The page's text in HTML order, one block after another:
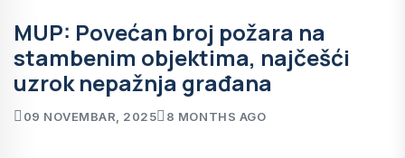
MUP: Povećan broj požara na
stambenim objektima, najčešći
uzrok nepažnja građana
09 NOVEMBAR, 2025 8 MONTHS AGO